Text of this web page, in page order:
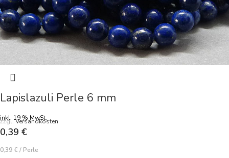
Lapislazuli Perle 6 mm
inkl. 19 % MwSt.
zzgl.Versandkosten
0,39 €
0,39 € / Perle